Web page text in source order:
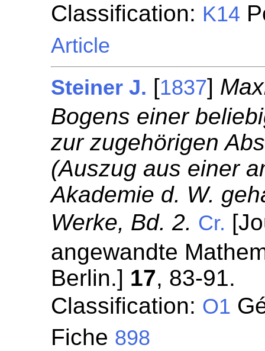
Classification: K14
Article
Steiner J. [1837]
Bogens einer
zur zugehörigen
(Auszug aus einer
Akademie d. W.
Werke, Bd. 2. Cr.
angewandte
Berlin.] 17, 83-91.
Classification: O1
Fiche 898